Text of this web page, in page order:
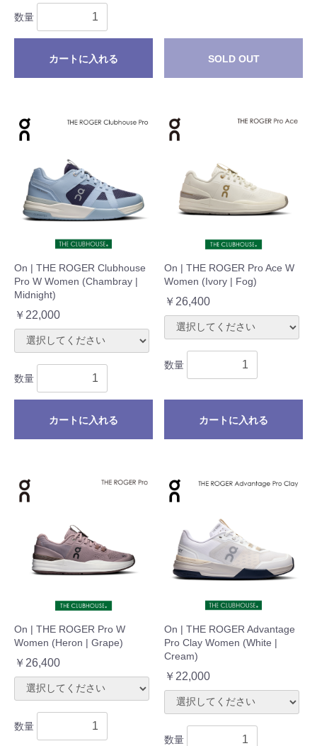
数量
カートに入れる SOLD OUT
On | THE ROGER Clubhouse
Pro W Women (Chambray |
Midnight)
￥22,000
数量
カートに入れる
On | THE ROGER Pro Ace W
Women (Ivory | Fog)
￥26,400
数量
カートに入れる
On | THE ROGER Pro W
Women (Heron | Grape)
￥26,400
数量
On | THE ROGER Advantage
Pro Clay Women (White |
Cream)
￥22,000
数量